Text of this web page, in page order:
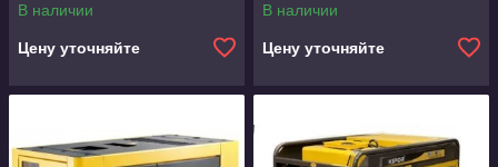
В наличии
Цену уточняйте
В наличии
Цену уточняйте